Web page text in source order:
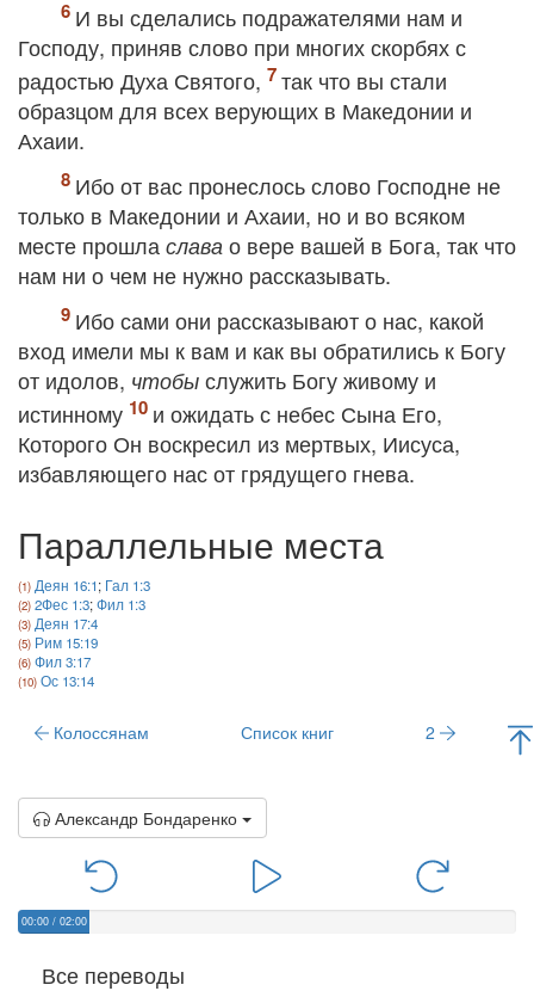
И вы сделались подражателями нам и
Господу, приняв слово при многих скорбях с
радостью Духа Святого,
так что вы стали
образцом для всех верующих в Македонии и
Ахаии.
Ибо от вас пронеслось слово Господне не
только в Македонии и Ахаии, но и во всяком
месте прошла слава о вере вашей в Бога, так что
нам ни о чем не нужно рассказывать.
Ибо сами они рассказывают о нас, какой
вход имели мы к вам и как вы обратились к Богу
от идолов, чтобы служить Богу живому и
истинному
и ожидать с небес Сына Его,
Которого Он воскресил из мертвых, Иисуса,
избавляющего нас от грядущего гнева.
Параллельные места
Деян 16:1; Гал 1:3
2Фес 1:3;Фил 1:3
Деян 17:4
Рим 15:19
Фил 3:17
Ос 13:14
Колоссянам Список книг 2
Александр Бондаренко
00:00 / 02:00
Все переводы